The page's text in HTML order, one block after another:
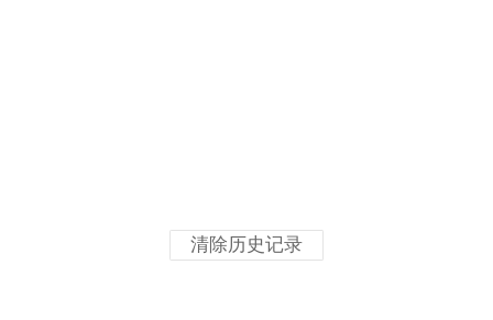
清除历史记录